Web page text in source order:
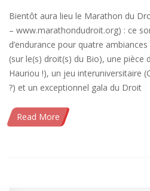
Bientôt aura lieu le Marathon du
– www.marathondudroit.org) : ce
d’endurance pour quatre
(sur le(s) droit(s) du Bio), une pièce
Hauriou !), un jeu interuniversitaire
?) et un exceptionnel gala du Droit
Read More